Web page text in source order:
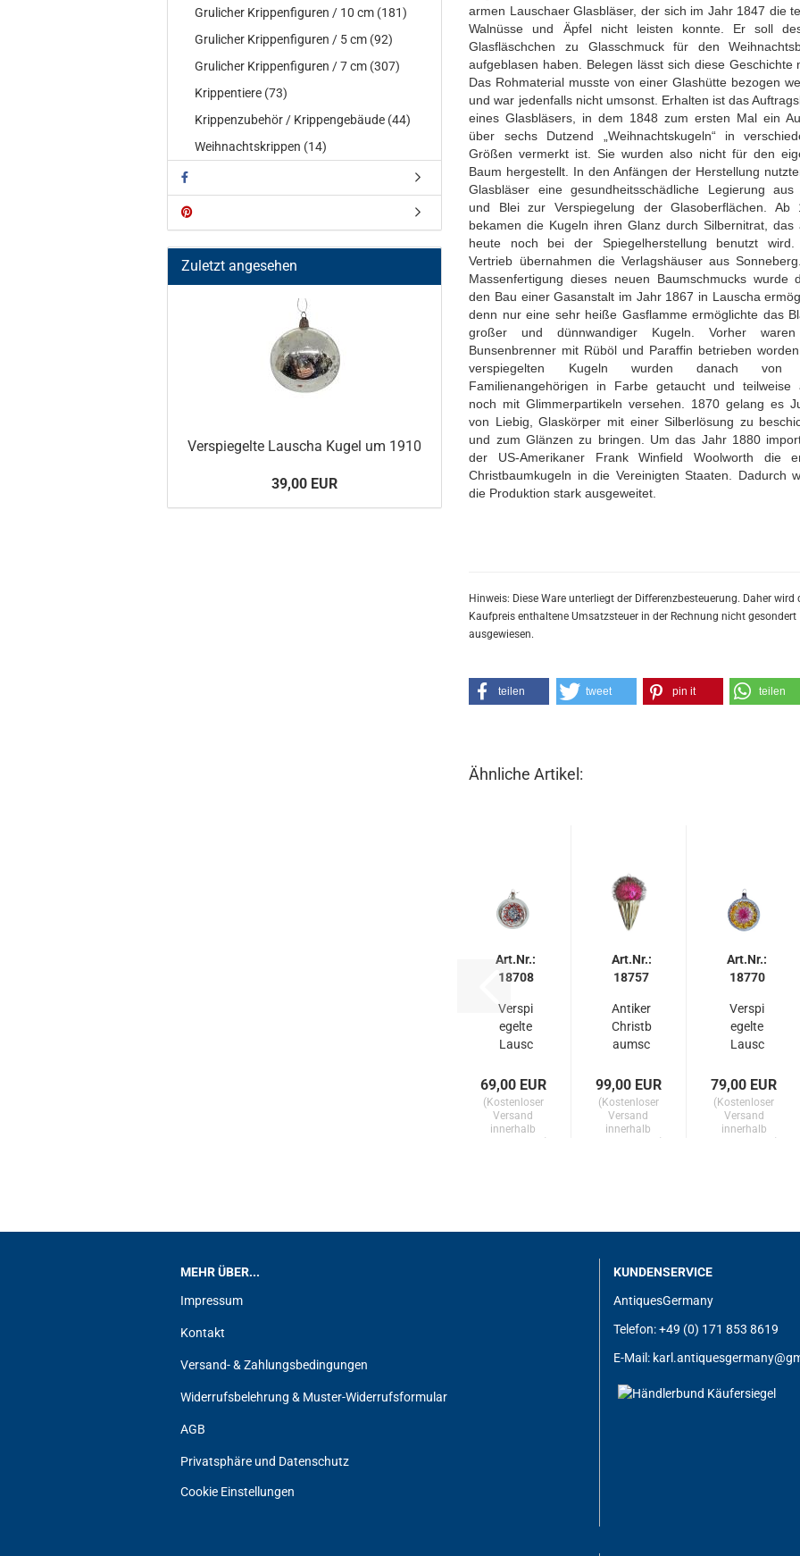
armen Lauschaer Glasbläser, der sich im Jahr 1847 die
Walnüsse und Äpfel nicht leisten konnte. Er soll
Glasfläschchen zu Glasschmuck für den
aufgeblasen haben. Belegen lässt sich diese Geschichte
Das Rohmaterial musste von einer Glashütte bezogen
und war jedenfalls nicht umsonst. Erhalten ist das
eines Glasbläsers, in dem 1848 zum ersten Mal ein
über sechs Dutzend „Weihnachtskugeln“ in
Größen vermerkt ist. Sie wurden also nicht für den
Baum hergestellt. In den Anfängen der Herstellung
Glasbläser eine gesundheitsschädliche Legierung aus
und Blei zur Verspiegelung der Glasoberflächen. Ab
bekamen die Kugeln ihren Glanz durch Silbernitrat, das
heute noch bei der Spiegelherstellung benutzt wird.
Vertrieb übernahmen die Verlagshäuser aus
Massenfertigung dieses neuen Baumschmucks wurde
den Bau einer Gasanstalt im Jahr 1867 in Lauscha
denn nur eine sehr heiße Gasflamme ermöglichte das
großer und dünnwandiger Kugeln. Vorher
Bunsenbrenner mit Rüböl und Paraffin betrieben
verspiegelten Kugeln wurden danach von
Familienangehörigen in Farbe getaucht und teilweise
noch mit Glimmerpartikeln versehen. 1870 gelang es
von Liebig, Glaskörper mit einer Silberlösung zu
und zum Glänzen zu bringen. Um das Jahr 1880
der US-Amerikaner Frank Winfield Woolworth die
Christbaumkugeln in die Vereinigten Staaten. Dadurch
die Produktion stark ausgeweitet.
Hinweis: Diese Ware unterliegt der Differenzbesteuerung. Daher wird
Kaufpreis enthaltene Umsatzsteuer in der Rechnung nicht gesondert
ausgewiesen.
teilen tweet pin it teilen
Ähnliche Artikel:
Art.Nr.:
18708
Verspi
egelte
Lausc
Kugel /
Reflexk
ugel...
69,00 EUR
(Kostenloser
Versand
innerhalb
Art.Nr.:
18757
Antiker
Christb
aumsc
Kugel
mit
leonisc
hen...
99,00 EUR
(Kostenloser
Versand
innerhalb
Art.Nr.:
18770
Verspi
egelte
Lausc
Kugel /
Reflexk
ugel...
79,00 EUR
(Kostenloser
Versand
innerhalb
Grulicher Krippenfiguren / 10 cm (181)
Grulicher Krippenfiguren / 5 cm (92)
Grulicher Krippenfiguren / 7 cm (307)
Krippentiere (73)
Krippenzubehör / Krippengebäude (44)
Weihnachtskrippen (14)
Zuletzt angesehen
Verspiegelte Lauscha Kugel um 1910
39,00 EUR
MEHR ÜBER...
Impressum
Kontakt
Versand- & Zahlungsbedingungen
Widerrufsbelehrung & Muster-Widerrufsformular
AGB
Privatsphäre und Datenschutz
Cookie Einstellungen
KUNDENSERVICE
AntiquesGermany
Telefon: +49 (0) 171 853 8619
E-Mail: